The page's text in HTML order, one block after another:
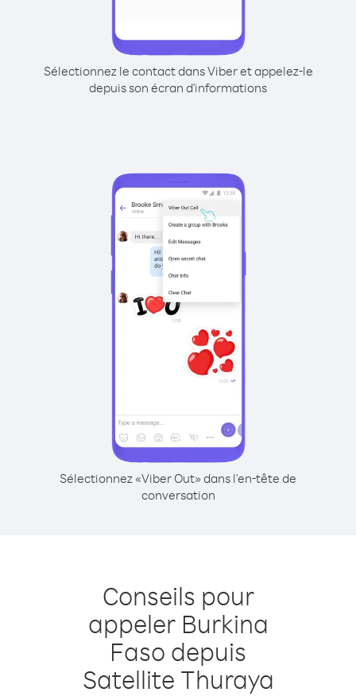
Sélectionnez le contact dans Viber et appelez-le
depuis son écran d'informations
Sélectionnez «Viber Out» dans l'en-tête de
conversation
Conseils pour
appeler Burkina
Faso depuis
Satellite Thuraya